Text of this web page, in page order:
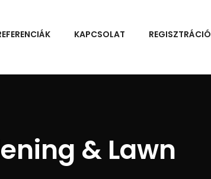
KAPCSOLAT REGISZTRÁCIÓ
& Lawn